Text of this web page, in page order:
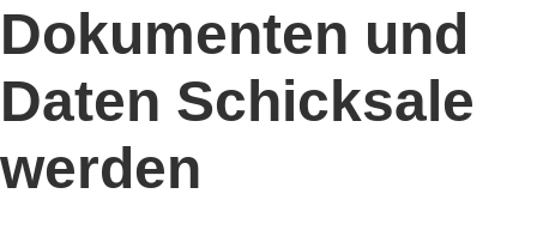
Dokumenten und
Daten Schicksale
werden